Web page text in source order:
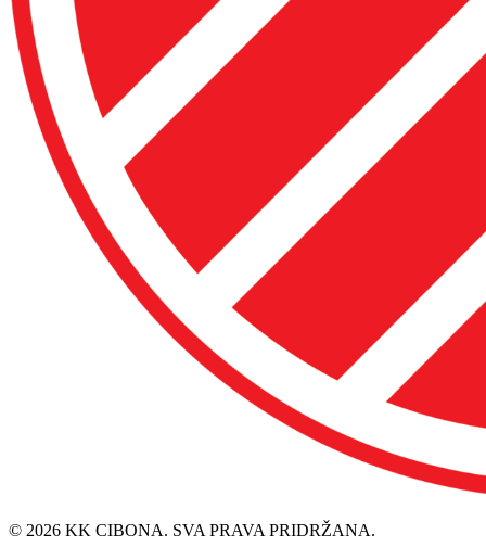
© 2026 KK CIBONA. SVA PRAVA PRIDRŽANA.